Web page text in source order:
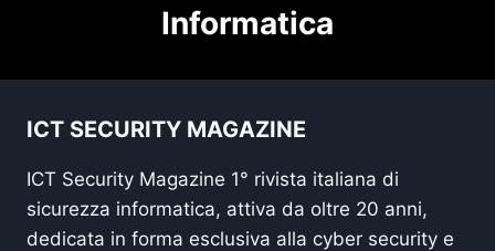
Informatica
ICT SECURITY MAGAZINE
ICT Security Magazine 1° rivista italiana di
sicurezza informatica, attiva da oltre 20 anni,
dedicata in forma esclusiva alla cyber security e